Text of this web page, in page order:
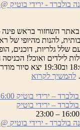
באתר השחזור בראש פינה
להנות מהיופי של
שלל גלריות, דוכנים,
לילדים ואוכל!
בשעות 18:00 וב19:30 יצא
להמשיך לקרוא
בולברד
–
ירידי
בוטיק
– ירידי בוטיק
– ירידי בוטיק